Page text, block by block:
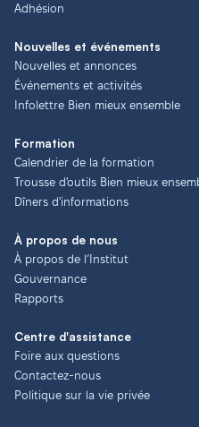
Adhésion
Nouvelles et événements
Nouvelles et annonces
Événements et activités
Infolettre Bien mieux ensemble
Formation
Calendrier de la formation
Trousse d'outils Bien mieux
Dîners d'informations
À propos de nous
À propos de l’Institut
Gouvernance
Rapports
Centre d'assistance
Foire aux questions
Contactez-nous
Politique sur la vie privée